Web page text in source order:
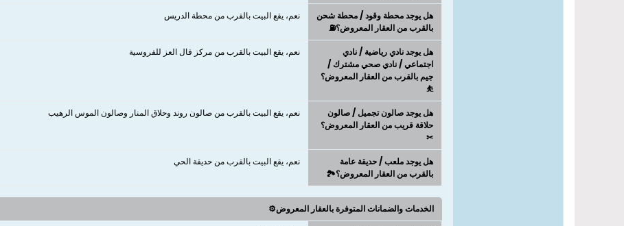
هل يوجد محطة وقود / محطة شحن
بالقرب من العقار المعروض؟⛽
نعم، يقع البيت بالقرب من محطة الدريس
هل يوجد نادي رياضية / نادي
اجتماعي / نادي صحي مشترك /
جيم بالقرب من العقار المعروض؟
⛹
نعم، يقع البيت بالقرب من مركز فال العز للفروسية
هل يوجد صالون تجميل / صالون
حلاقة قريب من العقار المعروض؟
✂
نعم، يقع البيت بالقرب من صالون روند وحلاق المنار وصالون الموس الرهيب
هل يوجد ملعب / حديقة عامة
بالقرب من العقار المعروض؟🏞️
نعم، يقع البيت بالقرب من حديقة الحي
الخدمات والضمانات المتوفرة بالعقار المعروض⚙️